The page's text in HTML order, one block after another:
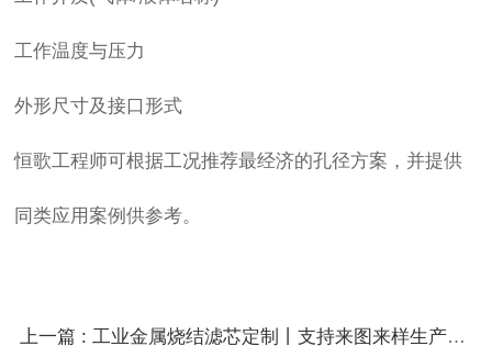
工作温度与压力
外形尺寸及接口形式
恒歌工程师可根据工况推荐最经济的孔径方案，并提供
同类应用案例供参考。
上一篇 : 工业金属烧结滤芯定制丨支持来图来样生产微孔过滤元件